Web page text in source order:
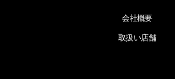
会社概要
取扱い店舗